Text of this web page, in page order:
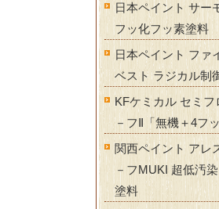
日本ペイント サー
フッ化フッ素塗料
日本ペイント ファ
ベスト ラジカル制
KFケミカル セミ
－フⅡ「無機＋4フ
関西ペイント アレ
－フMUKI 超低汚
塗料